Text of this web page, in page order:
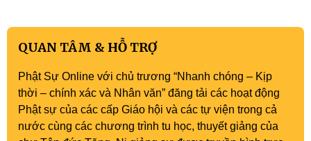
QUAN TÂM & HỖ TRỢ
Phật Sự Online với chủ trương “Nhanh chóng – Kịp
thời – chính xác và Nhân văn” đăng tải các hoạt động
Phật sự của các cấp Giáo hội và các tự viện trong cả
nước cùng các chương trình tu học, thuyết giảng của